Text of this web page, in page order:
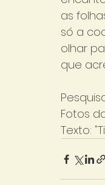
as
só a
olhar
que
Fotos
Texto: